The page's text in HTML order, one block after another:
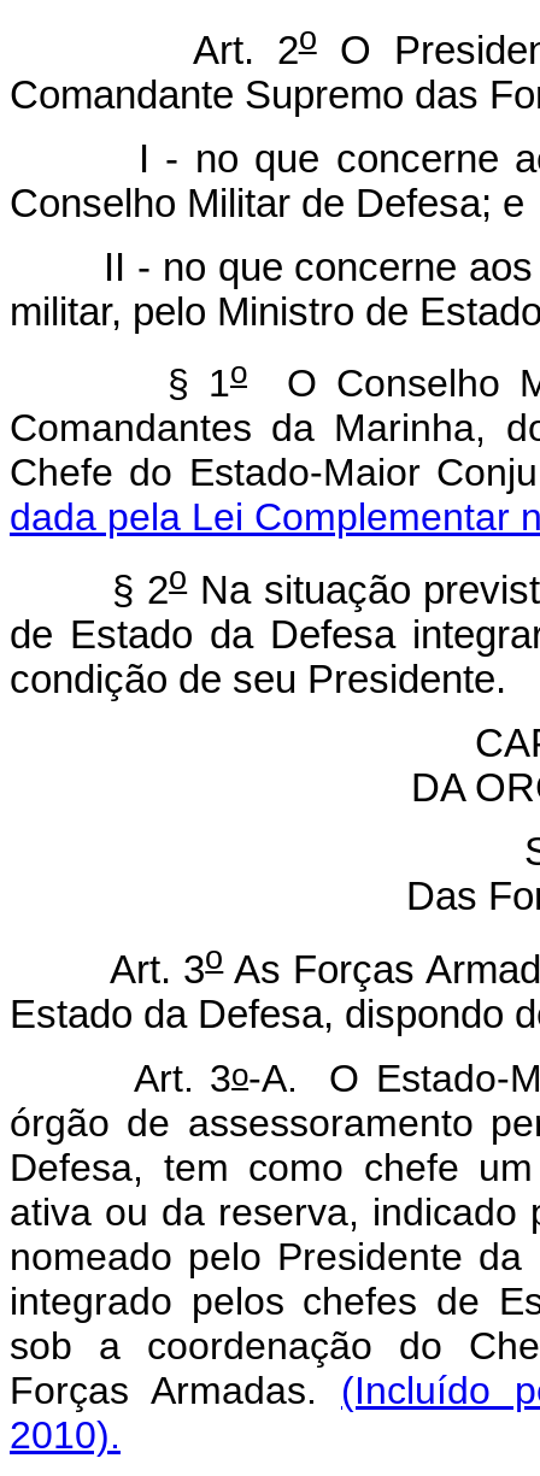
Art. 2oO
Comandante Supremo das
I - no que concerne ao
Conselho Militar de Defesa; e
II - no que concerne aos
militar, pelo Ministro de
§ 1o
O Conselho
Comandantes da Marinha,
Chefe do Estado-Maior
dada pela Lei Complementar
§ 2oNa situação
de Estado da Defesa
condição de seu Presidente.
DA
Das
Art. 3oAs Forças
Estado da Defesa, dispondo
Art. 3o-A. O Estado-
órgão de assessoramento
Defesa, tem como chefe
ativa ou da reserva, indicado
nomeado pelo Presidente
integrado pelos chefes de
sob a coordenação do
Forças Armadas. (Incluído
2010).